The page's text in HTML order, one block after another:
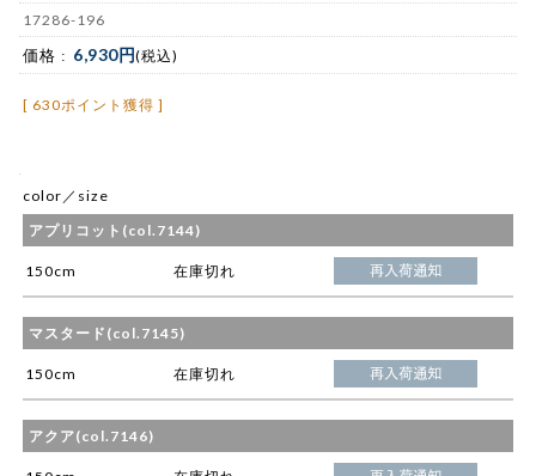
17286-196
価格 : 6,930円(税込)
[ 630ポイント獲得 ]
color／size
アプリコット(col.7144)
150cm 在庫切れ
マスタード(col.7145)
150cm 在庫切れ
アクア(col.7146)